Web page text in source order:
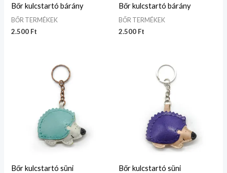
Bőr kulcstartó bárány
BŐR TERMÉKEK
2.500 Ft
Bőr kulcstartó bárány
BŐR TERMÉKEK
2.500 Ft
Bőr kulcstartó süni Bőr kulcstartó süni